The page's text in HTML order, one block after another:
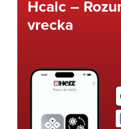
Hcalc –
vrecka